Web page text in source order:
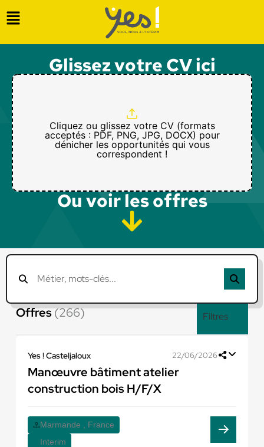
Glissez votre CV ici
Cliquez ou glissez votre CV (formats
acceptés : PDF, PNG, JPG, DOCX) pour
dénicher les opportunités qui vous
correspondent !
Ou voir les offres​
Offres(266) Filtres
Yes ! Casteljaloux 22/06/2026
Manœuvre bâtiment atelier
construction bois H/F/X
Marmande , France
Interim